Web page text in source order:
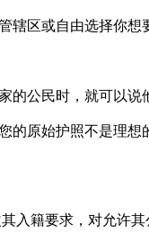
区或自由选择你想
的公民时，就可以说
原始护照不是理
入籍要求，对允许